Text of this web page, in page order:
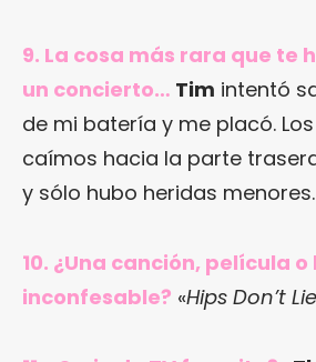
9. La cosa más rara que te
un concierto… Tim intentó
de mi batería y me placó.
caímos hacia la parte
y sólo hubo heridas menores.
10. ¿Una canción, película o
inconfesable? «Hips Don’t Lie